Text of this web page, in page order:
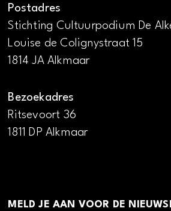
Postadres
Stichting Cultuurpodium De
Louise de Colignystraat 15
1814 JA Alkmaar
Bezoekadres
Ritsevoort 36
1811 DP Alkmaar
MELD JE AAN VOOR DE